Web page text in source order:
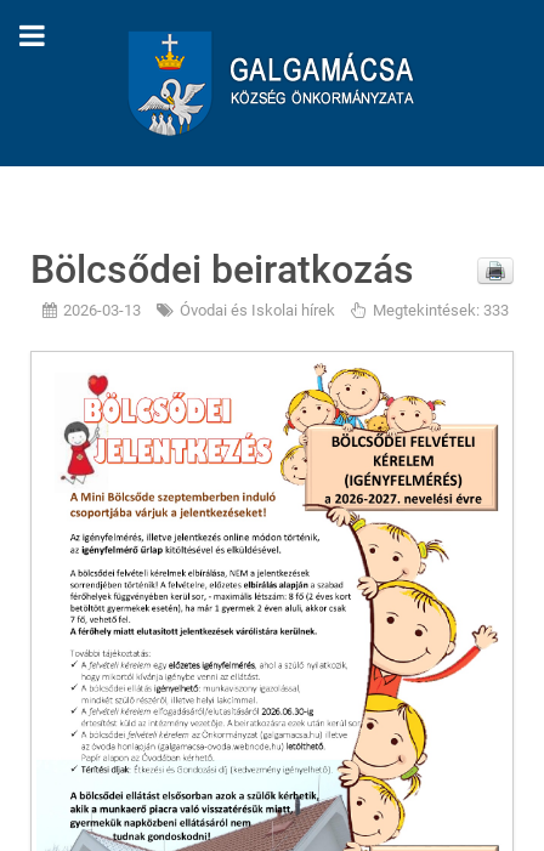
Bölcsődei beiratkozás
2026-03-13 Óvodai és Iskolai hírek Megtekintések: 333